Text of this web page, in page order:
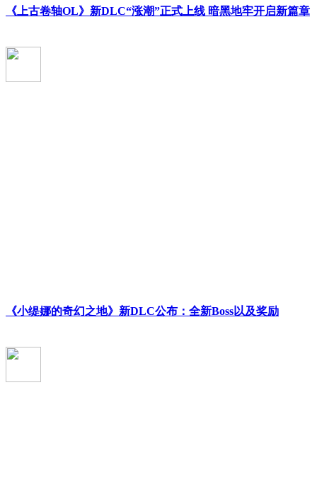
《上古卷轴OL》新DLC“涨潮”正式上线 暗黑地牢开启新篇章
《小缇娜的奇幻之地》新DLC公布：全新Boss以及奖励